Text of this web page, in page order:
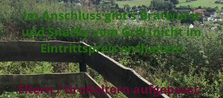
Im Anschluss gibt's Bratwurst
und Snacks vom Grill (nicht im
Eintrittspreis enthalten)
Eltern / Großeltern aufgepasst: